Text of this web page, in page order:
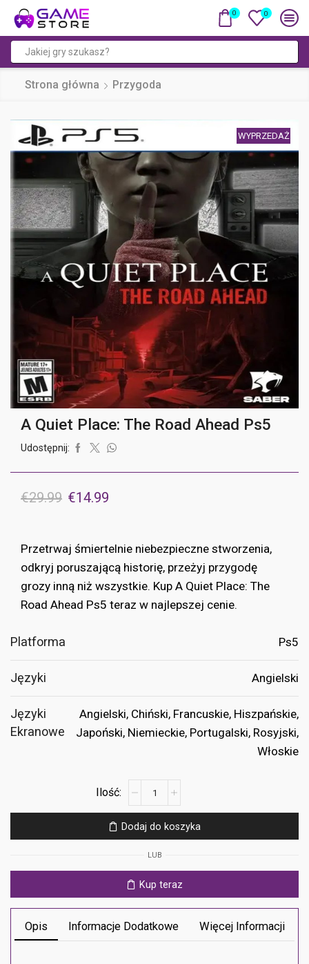
0 0
wyszukiwania
Strona główna Przygoda
WYPRZEDAŻ
A Quiet Place: The Road Ahead Ps5
Udostępnij:
€29.99 Pierwotna
wynosiła:
€29.99.
€14.99
wynosi:
€14.99.
Przetrwaj śmiertelnie niebezpieczne stworzenia,
odkryj poruszającą historię, przeżyj przygodę
grozy inną niż wszystkie. Kup A Quiet Place: The
Road Ahead Ps5 teraz w najlepszej cenie.
Platforma Ps5
Języki Angielski
Języki
Ekranowe
Angielski, Chiński, Francuskie, Hiszpańskie,
Japoński, Niemieckie, Portugalski, Rosyjski,
Włoskie
Quiet
Place:
Road
Ahead
Ps5
Dodaj do koszyka
LUB
Kup teraz
Opis Informacje Dodatkowe Więcej Informacji